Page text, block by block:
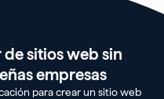
sitios web sin
empresas
para crear un sitio web